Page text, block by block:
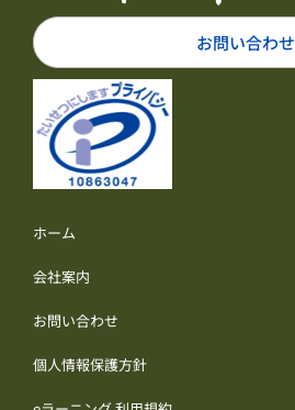
お問い合わせ
ホーム
会社案内
お問い合わせ
個人情報保護方針